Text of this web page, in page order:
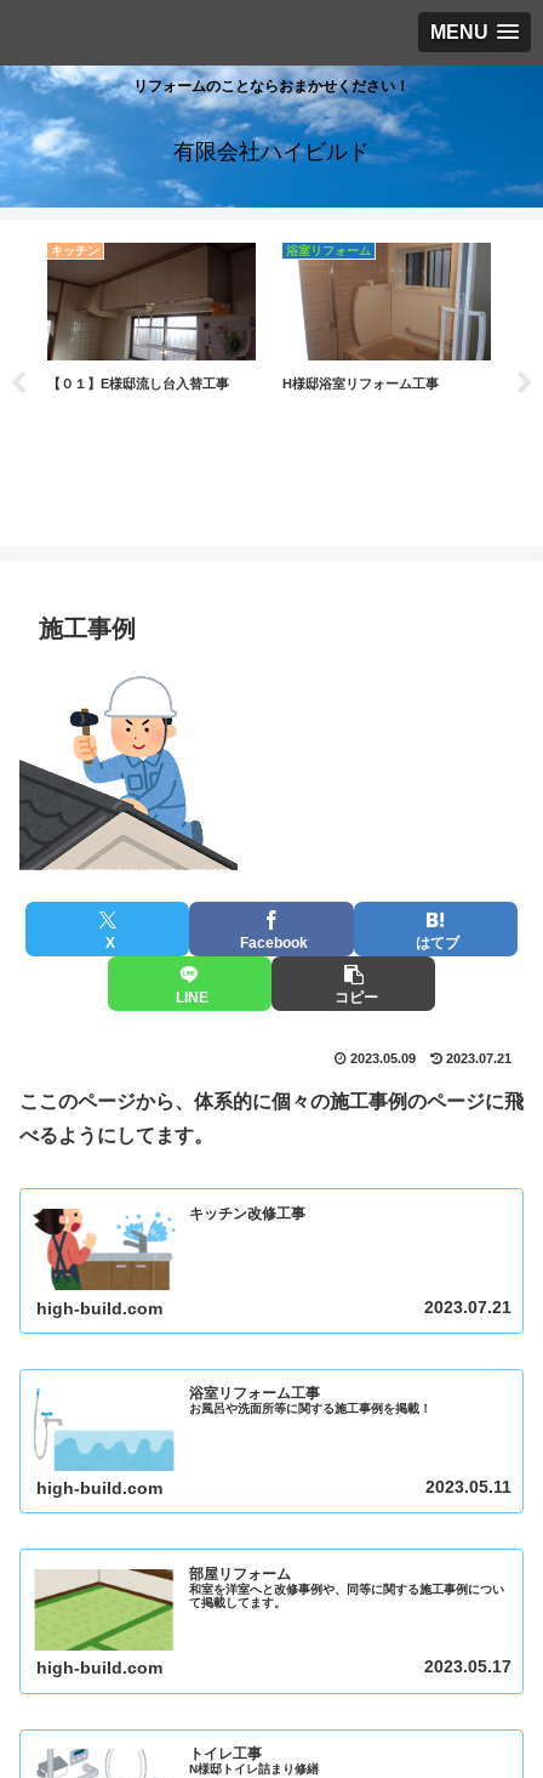
MENU
リフォームのことならおまかせください！
有限会社ハイビルド
キッチン
【０１】E様邸流し台入替工事
浴室リフォーム
H様邸浴室リフォーム工事 き
施工事例
X Facebook はてブ
LINE コピー
2023.05.09 2023.07.21
ここのページから、体系的に個々の施工事例のページに飛
べるようにしてます。
キッチン改修工事
high-build.com 2023.07.21
浴室リフォーム工事
お風呂や洗面所等に関する施工事例を掲載！
high-build.com 2023.05.11
部屋リフォーム
和室を洋室へと改修事例や、同等に関する施工事例につい
て掲載してます。
high-build.com 2023.05.17
トイレ工事
N様邸トイレ詰まり修繕